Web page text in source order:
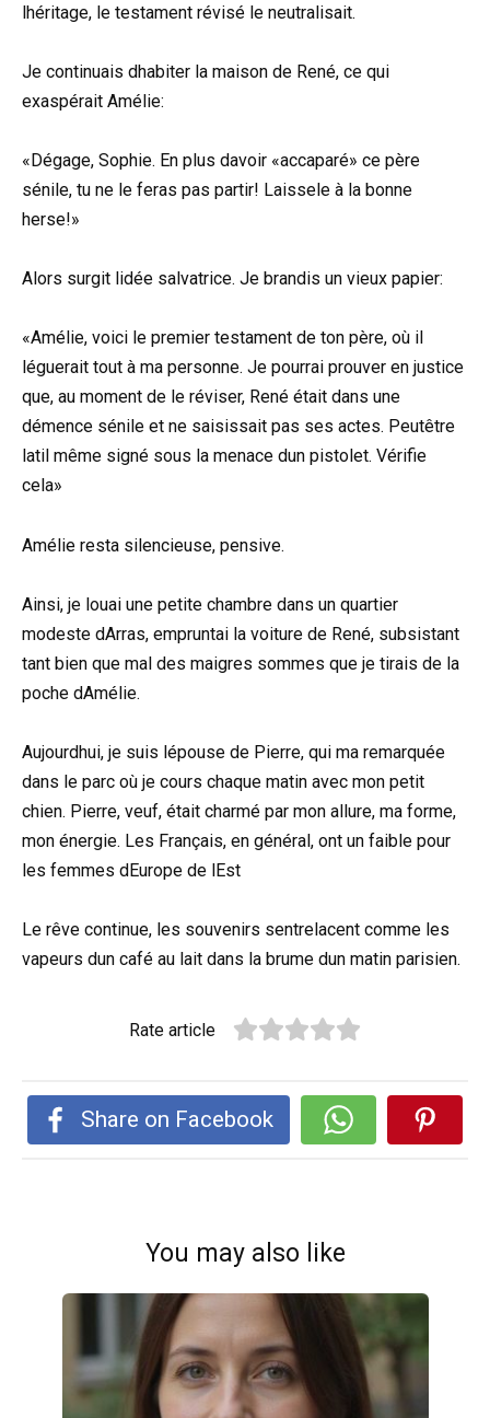
lhéritage, le testament révisé le neutralisait.
Je continuais dhabiter la maison de René, ce qui
exaspérait Amélie:
«Dégage, Sophie. En plus davoir «accaparé» ce père
sénile, tu ne le feras pas partir! Laissele à la bonne
herse!»
Alors surgit lidée salvatrice. Je brandis un vieux papier:
«Amélie, voici le premier testament de ton père, où il
léguerait tout à ma personne. Je pourrai prouver en justice
que, au moment de le réviser, René était dans une
démence sénile et ne saisissait pas ses actes. Peutêtre
latil même signé sous la menace dun pistolet. Vérifie
cela»
Amélie resta silencieuse, pensive.
Ainsi, je louai une petite chambre dans un quartier
modeste dArras, empruntai la voiture de René, subsistant
tant bien que mal des maigres sommes que je tirais de la
poche dAmélie.
Aujourdhui, je suis lépouse de Pierre, qui ma remarquée
dans le parc où je cours chaque matin avec mon petit
chien. Pierre, veuf, était charmé par mon allure, ma forme,
mon énergie. Les Français, en général, ont un faible pour
les femmes dEurope de lEst
Le rêve continue, les souvenirs sentrelacent comme les
vapeurs dun café au lait dans la brume dun matin parisien.
Rate article
Share on Facebook
You may also like